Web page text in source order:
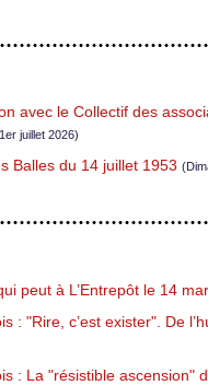
avec le Collectif des
juillet 2026)
Balles du 14 juillet 1953
peut à L’Entrepôt le 14
: "Rire, c’est exister". De
: La "résistible ascension"